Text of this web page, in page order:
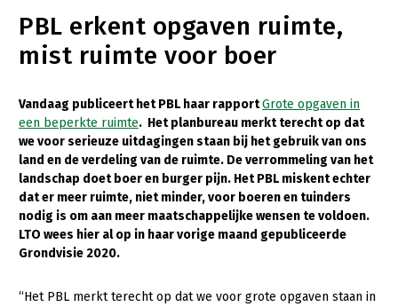
Goed eten
Mooi groen
Sterk ondernemerschap
Transitiepaden
Thema’s
Gezonde planten
Gezonde dieren
Bodem en water
PBL erkent opgaven ruimte,
mist ruimte voor boer
Vandaag publiceert het PBL haar rapportGrote opgaven in
een beperkte ruimte. Het planbureau merkt terecht op dat
we voor serieuze uitdagingen staan bij het gebruik van ons
land en de verdeling van de ruimte. De verrommeling van het
landschap doet boer en burger pijn. Het PBL miskent echter
dat er meer ruimte, niet minder, voor boeren en tuinders
nodig is om aan meer maatschappelijke wensen te voldoen.
LTO wees hier al op in haar vorige maand gepubliceerde
Grondvisie 2020.
“Het PBL merkt terecht op dat we voor grote opgaven staan in